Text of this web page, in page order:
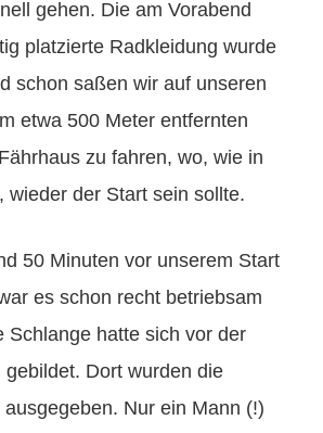
gehen. Die am Vorabend
platzierte Radkleidung wurde
schon saßen wir auf unseren
etwa 500 Meter entfernten
zu fahren, wo, wie in
wieder der Start sein sollte.
50 Minuten vor unserem Start
es schon recht betriebsam
Schlange hatte sich vor der
Dort wurden die
Nur ein Mann (!)